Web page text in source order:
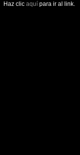
Haz clic aquí para ir al link.